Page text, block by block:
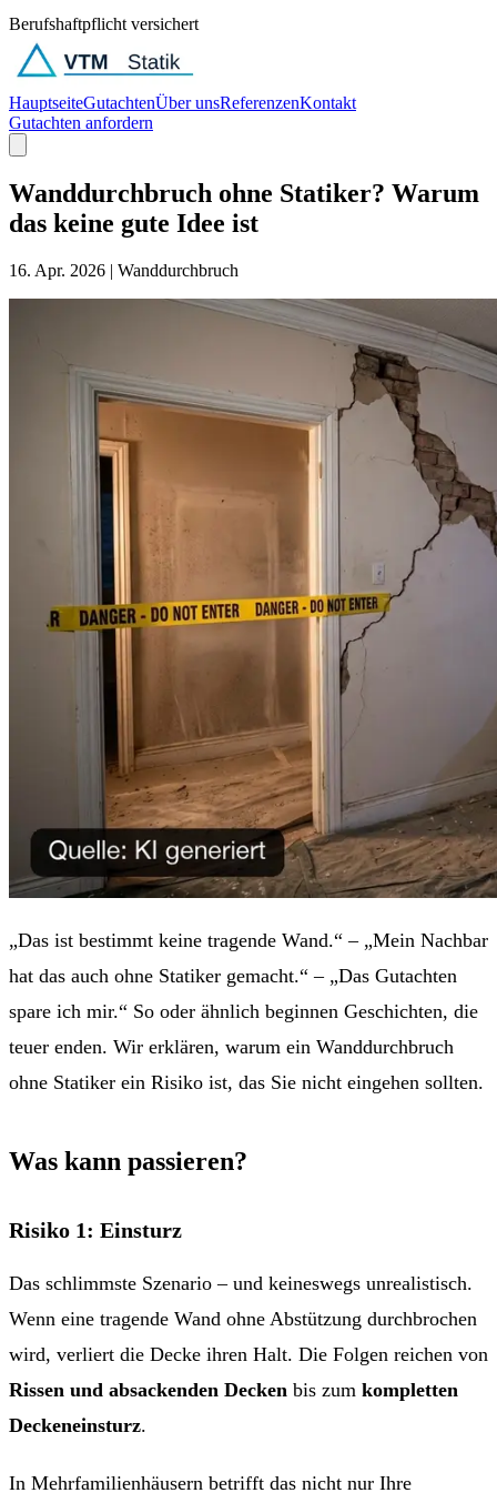
Berufshaftpflicht versichert
HauptseiteGutachtenÜber unsReferenzenKontakt
Gutachten anfordern
Wanddurchbruch ohne Statiker? Warum
das keine gute Idee ist
16. Apr. 2026 | Wanddurchbruch
„Das ist bestimmt keine tragende Wand.“ – „Mein Nachbar
hat das auch ohne Statiker gemacht.“ – „Das Gutachten
spare ich mir.“ So oder ähnlich beginnen Geschichten, die
teuer enden. Wir erklären, warum ein Wanddurchbruch
ohne Statiker ein Risiko ist, das Sie nicht eingehen sollten.
Was kann passieren?
Risiko 1: Einsturz
Das schlimmste Szenario – und keineswegs unrealistisch.
Wenn eine tragende Wand ohne Abstützung durchbrochen
wird, verliert die Decke ihren Halt. Die Folgen reichen von
Rissen und absackenden Decken bis zum kompletten
Deckeneinsturz.
In Mehrfamilienhäusern betrifft das nicht nur Ihre